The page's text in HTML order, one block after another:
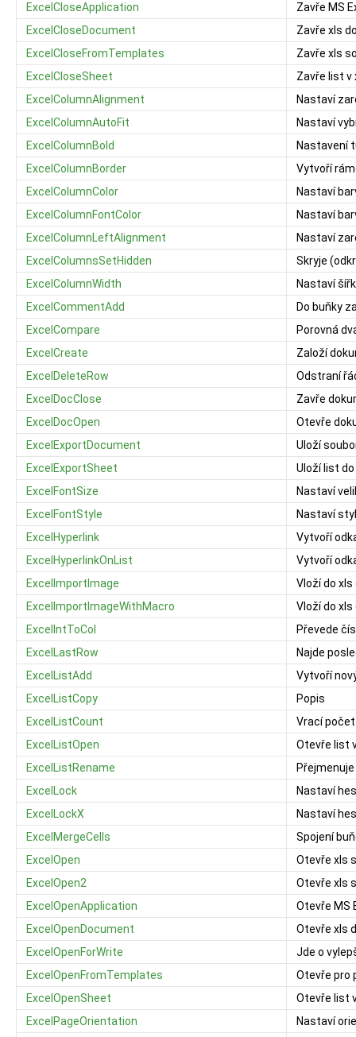
ExcelCloseApplication
Zavře MS
ExcelCloseDocument
Zavře xls
ExcelCloseFromTemplates
Zavře xls
ExcelCloseSheet
Zavře list v
ExcelColumnAlignment
Nastaví
ExcelColumnAutoFit
Nastaví
ExcelColumnBold
Nastavení
ExcelColumnBorder
Vytvoří
ExcelColumnColor
Nastaví
ExcelColumnFontColor
Nastaví
ExcelColumnLeftAlignment
Nastaví
ExcelColumnsSetHidden
Skryje
ExcelColumnWidth
Nastaví
ExcelCommentAdd
Do buňky
ExcelCompare
Porovná
ExcelCreate
Založí
ExcelDeleteRow
Odstraní
ExcelDocClose
Zavře
ExcelDocOpen
Otevře
ExcelExportDocument
Uloží
ExcelExportSheet
Uloží list
ExcelFontSize
Nastaví
ExcelFontStyle
Nastaví
ExcelHyperlink
Vytvoří
ExcelHyperlinkOnList
Vytvoří
ExcelImportImage
Vloží do
ExcelImportImageWithMacro
Vloží do
ExcelIntToCol
Převede
ExcelLastRow
Najde
ExcelListAdd
Vytvoří
ExcelListCopy
Popis
ExcelListCount
Vrací
ExcelListOpen
Otevře list
ExcelListRename
ExcelLock
Nastaví
ExcelLockX
Nastaví
ExcelMergeCells
Spojení
ExcelOpen
Otevře xls
ExcelOpen2
Otevře xls
ExcelOpenApplication
Otevře MS
ExcelOpenDocument
Otevře xls
ExcelOpenForWrite
Jde o
ExcelOpenFromTemplates
Otevře pro
ExcelOpenSheet
Otevře list
ExcelPageOrientation
Nastaví